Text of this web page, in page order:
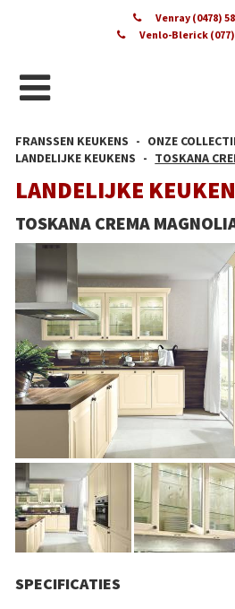
Venray (0478) 58
Venlo-Blerick (077)
FRANSSEN KEUKENS
ONZE
LANDELIJKE KEUKENS
TOSKANA
LANDELIJKE
TOSKANA CREMA
SPECIFICATIES